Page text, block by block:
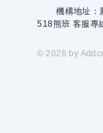
機構地址：
518熊班 客服專
© 2026 by